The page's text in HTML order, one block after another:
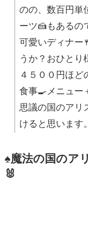
のの、数百円単
ーツ🍰もあるの
可愛いディナー
うか？おひとり
４５００円ほど
食事🍳メニュー
思議の国のアリ
けると思います。
♠魔法の国のア
🐰